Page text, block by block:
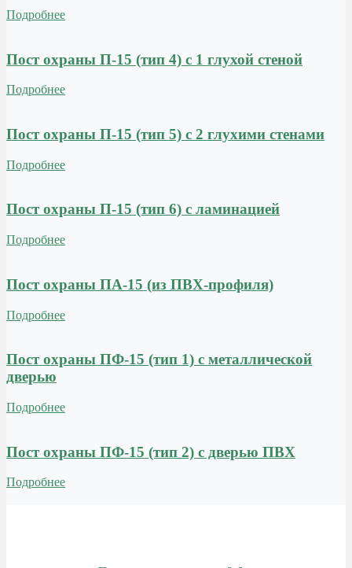
Подробнее
Пост охраны П-15 (тип 4) с 1 глухой стеной
Подробнее
Пост охраны П-15 (тип 5) с 2 глухими стенами
Подробнее
Пост охраны П-15 (тип 6) с ламинацией
Подробнее
Пост охраны ПА-15 (из ПВХ-профиля)
Подробнее
Пост охраны ПФ-15 (тип 1) с металлической
дверью
Подробнее
Пост охраны ПФ-15 (тип 2) с дверью ПВХ
Подробнее